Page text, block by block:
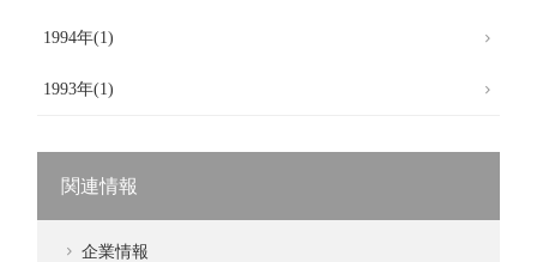
1994年(1)
1993年(1)
関連情報
企業情報